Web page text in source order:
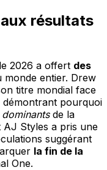
résultats
2026 a offert des
monde entier. Drew
titre mondial face
démontrant pourquoi
de la
AJ Styles a pris une
suggérant
la fin de la
One.